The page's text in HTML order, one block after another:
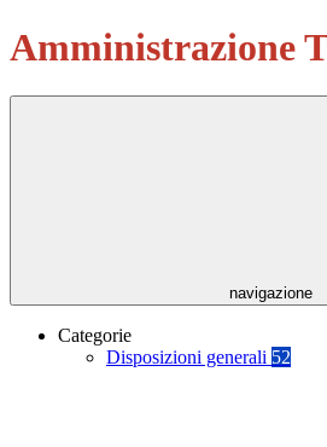
Amministrazione
navigazione
Categorie
Disposizioni generali 52